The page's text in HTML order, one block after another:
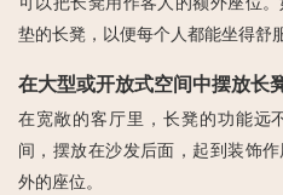
垫的长凳，以便每个人都能坐得舒
在大型或开放式空间中摆放长
在宽敞的客厅里，长凳的功能远
间，摆放在沙发后面，起到装饰
外的座位。